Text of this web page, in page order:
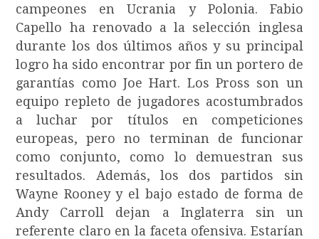
campeones en Ucrania y Polonia. Fabio
Capello ha renovado a la selección inglesa
durante los dos últimos años y su principal
logro ha sido encontrar por fin un portero de
garantías como Joe Hart. Los Pross son un
equipo repleto de jugadores acostumbrados
a luchar por títulos en competiciones
europeas, pero no terminan de funcionar
como conjunto, como lo demuestran sus
resultados. Además, los dos partidos sin
Wayne Rooney y el bajo estado de forma de
Andy Carroll dejan a Inglaterra sin un
referente claro en la faceta ofensiva. Estarían